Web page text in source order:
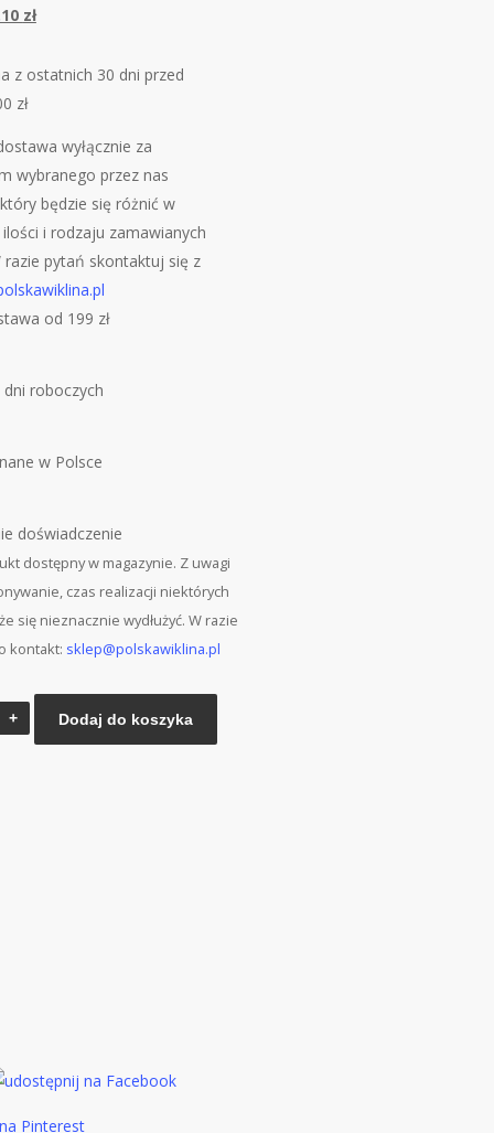
zł.
złAktualna
wynosi:
z ostatnich 30 dni przed
zł
wyłącznie za
wybranego przez nas
będzie się różnić w
i rodzaju zamawianych
pytań skontaktuj się z
od 199 zł
dni roboczych
w Polsce
doświadczenie
dostępny w magazynie. Z uwagi
czas realizacji niektórych
się nieznacznie wydłużyć. W razie
kontakt: sklep@polskawiklina.pl
Dodaj do koszyka